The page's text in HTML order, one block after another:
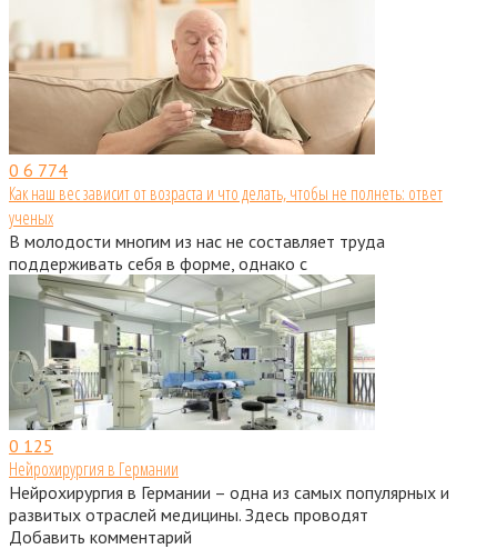
0 6 774
Как наш вес зависит от возраста и что делать, чтобы не полнеть: ответ
ученых
В молодости многим из нас не составляет труда
поддерживать себя в форме, однако с
0 125
Нейрохирургия в Германии
Нейрохирургия в Германии – одна из самых популярных и
развитых отраслей медицины. Здесь проводят
Добавить комментарий